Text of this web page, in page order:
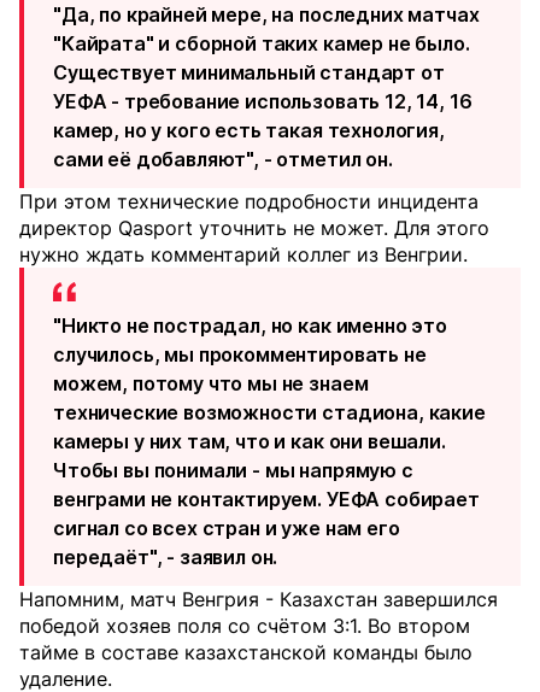
"Да, по крайней мере, на последних матчах
"Кайрата" и сборной таких камер не было.
Существует минимальный стандарт от
УЕФА - требование использовать 12, 14, 16
камер, но у кого есть такая технология,
сами её добавляют", - отметил он.
При этом технические подробности инцидента
директор Qasport уточнить не может. Для этого
нужно ждать комментарий коллег из Венгрии.
"Никто не пострадал, но как именно это
случилось, мы прокомментировать не
можем, потому что мы не знаем
технические возможности стадиона, какие
камеры у них там, что и как они вешали.
Чтобы вы понимали - мы напрямую с
венграми не контактируем. УЕФА собирает
сигнал со всех стран и уже нам его
передаёт", - заявил он.
Напомним, матч Венгрия - Казахстан завершился
победой хозяев поля со счётом 3:1. Во втором
тайме в составе казахстанской команды было
удаление.